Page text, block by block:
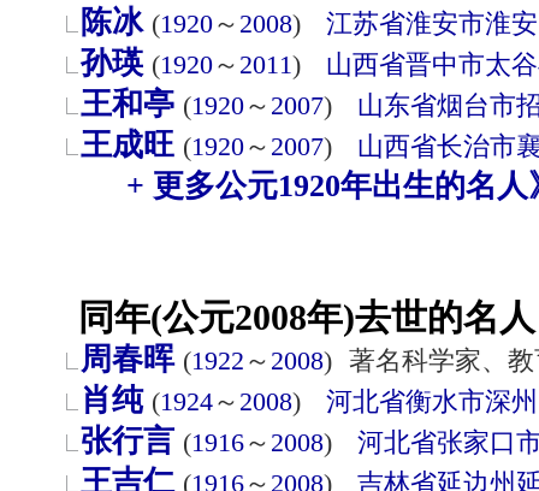
陈冰 (1920～ 2008) 江苏省淮安市淮
孙瑛 (1920～ 2011) 山西省晋中市太
王和亭 (1920～ 2007) 山东省烟台市
王成旺 (1920～ 2007) 山西省长治市
+ 更多公元1920年出生的名人
同年(公元2008年)去世的名
周春晖 (1922 ～ 2008) 著名科学家、
肖纯 (1924～ 2008) 河北省衡水市深州
张行言 (1916～ 2008) 河北省张家口
王吉仁 (1916～ 2008) 吉林省延边州